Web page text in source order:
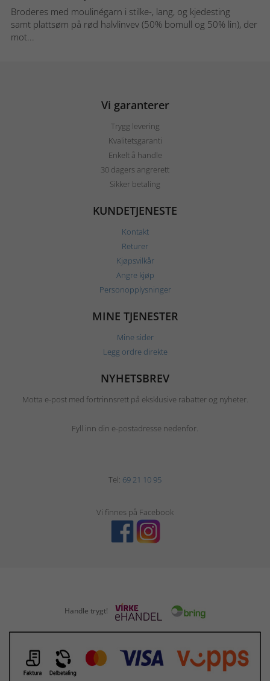
Broderes med moulinégarn i stilke-, lang, og kjedesting
samt plattsøm på rød halvlinvev (50% bomull og 50% lin), der
mot...
Vi garanterer
Trygg levering
Kvalitetsgaranti
Enkelt å handle
30 dagers angrerett
Sikker betaling
KUNDETJENESTE
Kontakt
Returer
Kjøpsvilkår
Angre kjøp
Personopplysninger
MINE TJENESTER
Mine sider
Legg ordre direkte
NYHETSBREV
Motta e-post med fortrinnsrett på eksklusive rabatter og nyheter.
Fyll inn din e-postadresse nedenfor.
Tel: 69 21 10 95
Vi finnes på Facebook
Handle trygt!